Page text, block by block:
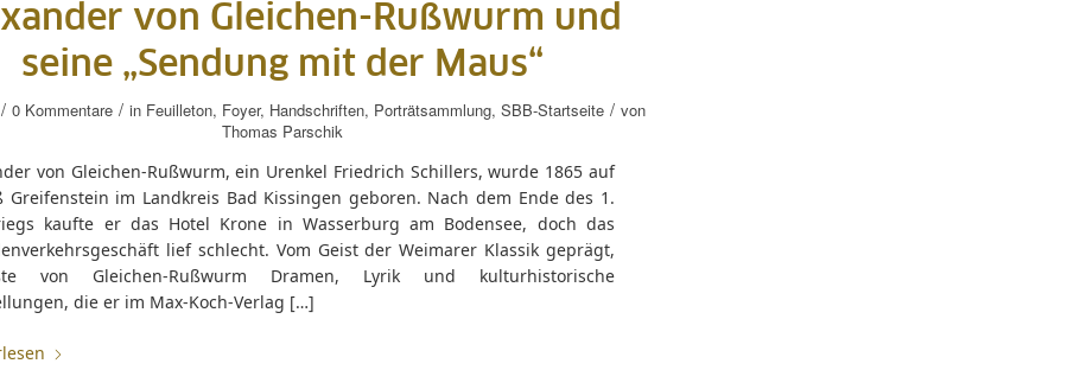
von Gleichen-Rußwurm und
seine „Sendung mit der Maus“
/ 0 Kommentare / in Feuilleton, Foyer, Handschriften, Porträtsammlung, SBB-Startseite / von
Thomas Parschik
von Gleichen-Rußwurm, ein Urenkel Friedrich Schillers, wurde 1865 auf
Greifenstein im Landkreis Bad Kissingen geboren. Nach dem Ende des 1.
kaufte er das Hotel Krone in Wasserburg am Bodensee, doch das
lief schlecht. Vom Geist der Weimarer Klassik geprägt,
von Gleichen-Rußwurm Dramen, Lyrik und kulturhistorische
die er im Max-Koch-Verlag […]